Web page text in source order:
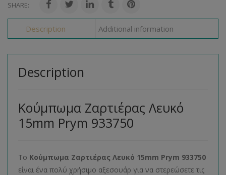
SHARE:
Description Additional information
Description
Κούμπωμα Ζαρτιέρας Λευκό
15mm Prym 933750
Το Κούμπωμα Ζαρτιέρας Λευκό 15mm Prym 933750
είναι ένα πολύ χρήσιμο αξεσουάρ για να στερεώσετε τις